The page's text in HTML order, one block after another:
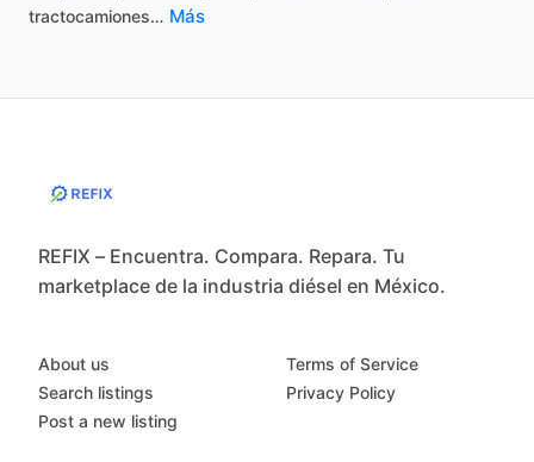
tractocamiones… Más
REFIX – Encuentra. Compara. Repara. Tu
marketplace de la industria diésel en México.
About us
Search listings
Post a new listing
Terms of Service
Privacy Policy